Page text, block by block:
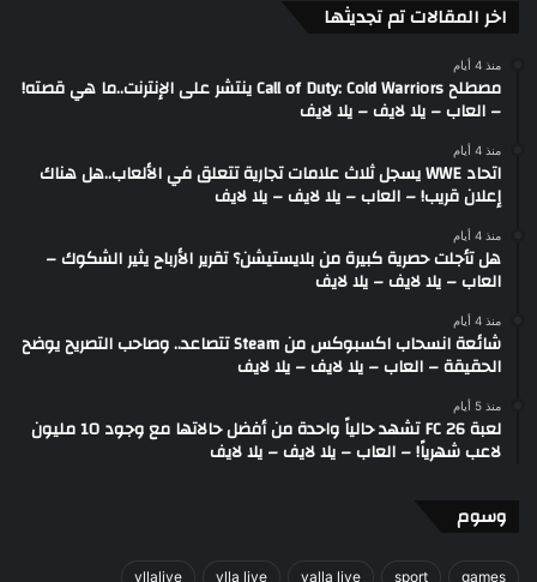
اخر المقالات تم تجديثها
منذ 4 أيام
مصطلح Call of Duty: Cold Warriors ينتشر على الإنترنت..ما هي قصته!
– العاب – يلا لايف – يلا لايف
منذ 4 أيام
اتحاد WWE يسجل ثلاث علامات تجارية تتعلق في الألعاب..هل هناك
إعلان قريب! – العاب – يلا لايف – يلا لايف
منذ 4 أيام
هل تأجلت حصرية كبيرة من بلايستيشن؟ تقرير الأرباح يثير الشكوك –
العاب – يلا لايف – يلا لايف
منذ 4 أيام
شائعة انسحاب اكسبوكس من Steam تتصاعد.. وصاحب التصريح يوضح
الحقيقة – العاب – يلا لايف – يلا لايف
منذ 5 أيام
لعبة FC 26 تشهد حالياً واحدة من أفضل حالاتها مع وجود 10 مليون
لاعب شهرياً! – العاب – يلا لايف – يلا لايف
وسوم
games
sport
yalla live
ylla live
yllalive